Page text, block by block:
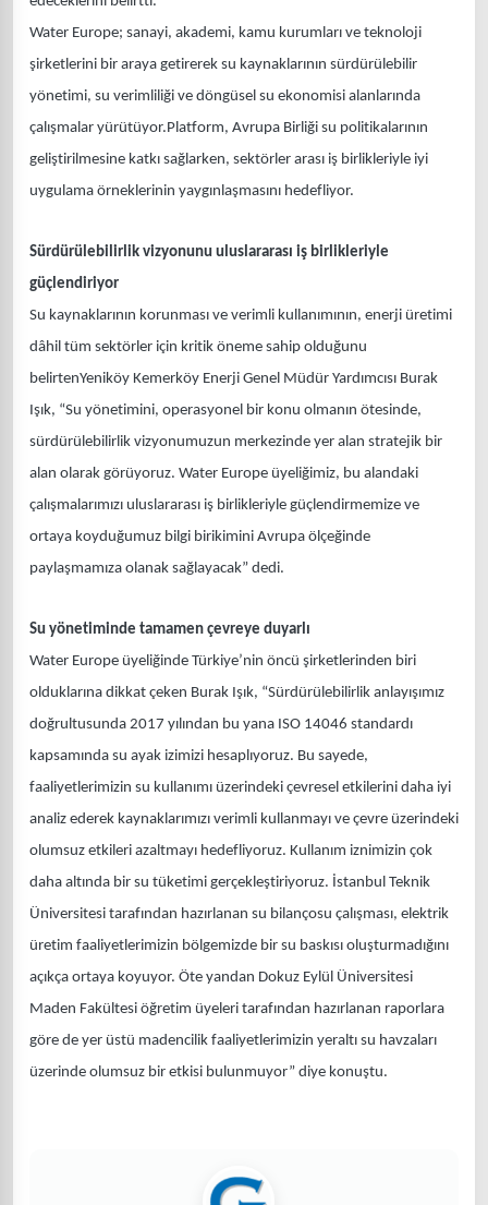
Water Europe; sanayi, akademi, kamu kurumları ve teknoloji
şirketlerini bir araya getirerek su kaynaklarının sürdürülebilir
yönetimi, su verimliliği ve döngüsel su ekonomisi alanlarında
çalışmalar yürütüyor.Platform, Avrupa Birliği su politikalarının
geliştirilmesine katkı sağlarken, sektörler arası iş birlikleriyle iyi
uygulama örneklerinin yaygınlaşmasını hedefliyor.
Sürdürülebilirlik vizyonunu uluslararası iş birlikleriyle
güçlendiriyor
Su kaynaklarının korunması ve verimli kullanımının, enerji üretimi
dâhil tüm sektörler için kritik öneme sahip olduğunu
belirtenYeniköy Kemerköy Enerji Genel Müdür Yardımcısı Burak
Işık, “Su yönetimini, operasyonel bir konu olmanın ötesinde,
sürdürülebilirlik vizyonumuzun merkezinde yer alan stratejik bir
alan olarak görüyoruz. Water Europe üyeliğimiz, bu alandaki
çalışmalarımızı uluslararası iş birlikleriyle güçlendirmemize ve
ortaya koyduğumuz bilgi birikimini Avrupa ölçeğinde
paylaşmamıza olanak sağlayacak” dedi.
Su yönetiminde tamamen çevreye duyarlı
Water Europe üyeliğinde Türkiye’nin öncü şirketlerinden biri
olduklarına dikkat çeken Burak Işık, “Sürdürülebilirlik anlayışımız
doğrultusunda 2017 yılından bu yana ISO 14046 standardı
kapsamında su ayak izimizi hesaplıyoruz. Bu sayede,
faaliyetlerimizin su kullanımı üzerindeki çevresel etkilerini daha iyi
analiz ederek kaynaklarımızı verimli kullanmayı ve çevre üzerindeki
olumsuz etkileri azaltmayı hedefliyoruz. Kullanım iznimizin çok
daha altında bir su tüketimi gerçekleştiriyoruz. İstanbul Teknik
Üniversitesi tarafından hazırlanan su bilançosu çalışması, elektrik
üretim faaliyetlerimizin bölgemizde bir su baskısı oluşturmadığını
açıkça ortaya koyuyor. Öte yandan Dokuz Eylül Üniversitesi
Maden Fakültesi öğretim üyeleri tarafından hazırlanan raporlara
göre de yer üstü madencilik faaliyetlerimizin yeraltı su havzaları
üzerinde olumsuz bir etkisi bulunmuyor” diye konuştu.